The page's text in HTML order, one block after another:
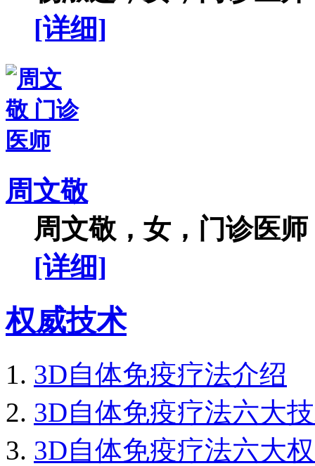
[详细]
周文敬
周文敬，女，门诊医
[详细]
权威技术
3D自体免疫疗法介绍
3D自体免疫疗法六大
3D自体免疫疗法六大